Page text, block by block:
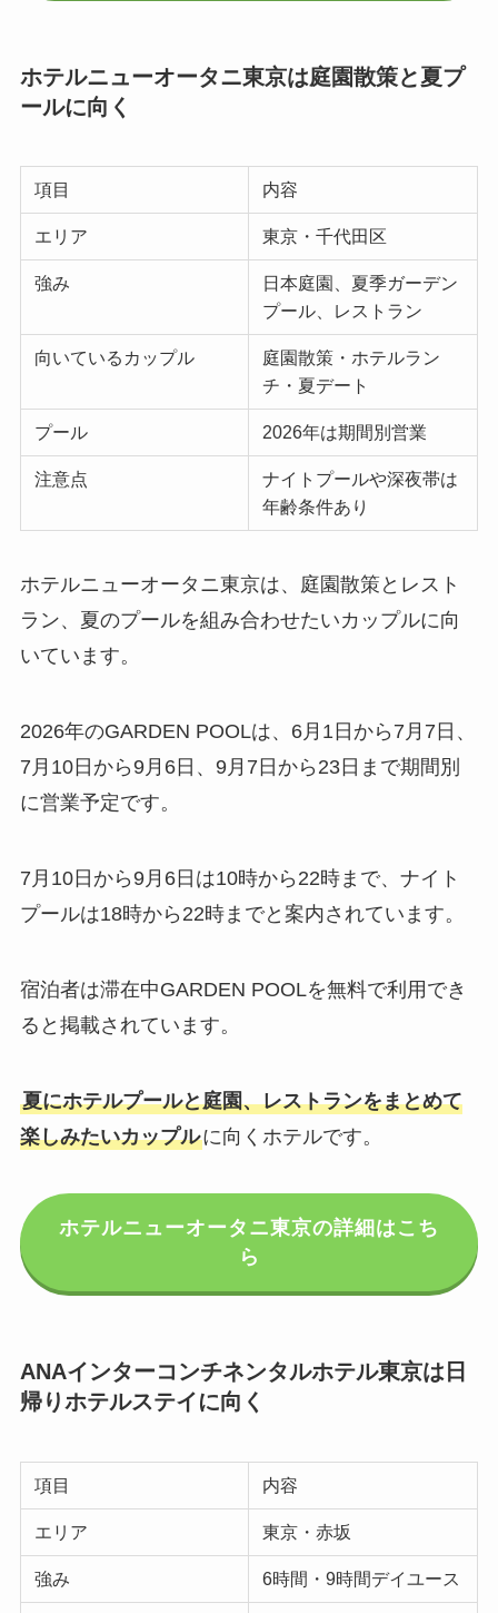
ホテルニューオータニ東京は庭園散策と夏プ
ールに向く
項目 内容
エリア 東京・千代田区
強み
日本庭園、夏季ガーデン
プール、レストラン
向いているカップル
庭園散策・ホテルラン
チ・夏デート
プール 2026年は期間別営業
注意点
ナイトプールや深夜帯は
年齢条件あり
ホテルニューオータニ東京は、庭園散策とレスト
ラン、夏のプールを組み合わせたいカップルに向
いています。
2026年のGARDEN POOLは、6月1日から7月7日、
7月10日から9月6日、9月7日から23日まで期間別
に営業予定です。
7月10日から9月6日は10時から22時まで、ナイト
プールは18時から22時までと案内されています。
宿泊者は滞在中GARDEN POOLを無料で利用でき
ると掲載されています。
夏にホテルプールと庭園、レストランをまとめて
楽しみたいカップルに向くホテルです。
ホテルニューオータニ東京の詳細はこち
ら
ANAインターコンチネンタルホテル東京は日
帰りホテルステイに向く
項目 内容
エリア 東京・赤坂
強み 6時間・9時間デイユース